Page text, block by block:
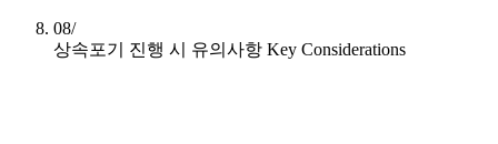
08/
상속포기 진행 시 유의사항 Key Considerations